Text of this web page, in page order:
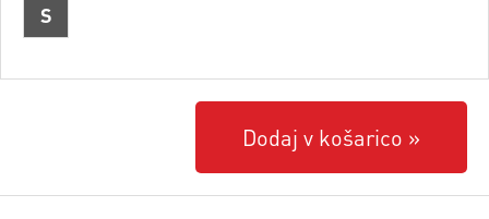
S
Dodaj v košarico